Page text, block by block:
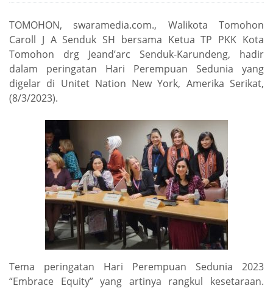
TOMOHON, swaramedia.com., Walikota Tomohon
Caroll J A Senduk SH bersama Ketua TP PKK Kota
Tomohon drg Jeand’arc Senduk-Karundeng, hadir
dalam peringatan Hari Perempuan Sedunia yang
digelar di Unitet Nation New York, Amerika Serikat,
(8/3/2023).
Tema peringatan Hari Perempuan Sedunia 2023
“Embrace Equity” yang artinya rangkul kesetaraan.